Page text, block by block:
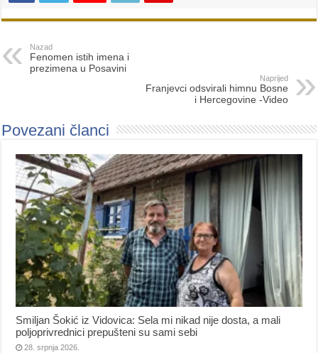
Nazad
Fenomen istih imena i
prezimena u Posavini
Naprijed
Franjevci odsvirali himnu Bosne
i Hercegovine -Video
Povezani članci
Smiljan Šokić iz Vidovica: Sela mi nikad nije dosta, a mali
poljoprivrednici prepušteni su sami sebi
28. srpnja 2026.